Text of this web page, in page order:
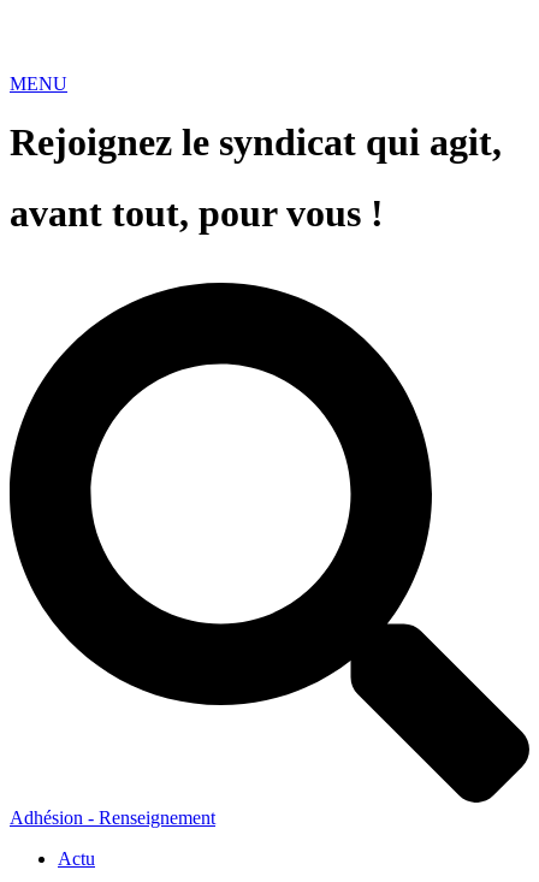
MENU
Rejoignez le syndicat qui agit,
avant tout, pour vous !
Adhésion - Renseignement
Actu